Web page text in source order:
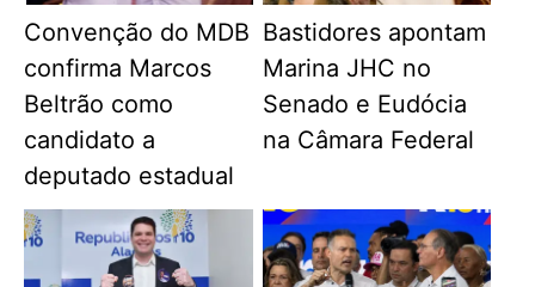
Convenção do MDB
confirma Marcos
Beltrão como
candidato a
deputado estadual
Bastidores apontam
Marina JHC no
Senado e Eudócia
na Câmara Federal